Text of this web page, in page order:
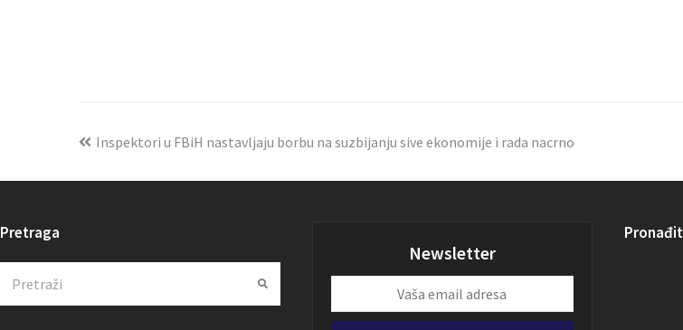
Inspektori u FBiH nastavljaju borbu na suzbijanju sive ekonomije i rada nacrno
Pretraga
Submit
Newsletter
email